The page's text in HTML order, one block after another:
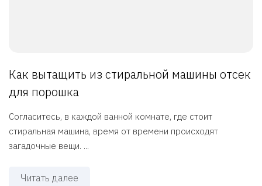
Как вытащить из стиральной машины отсек
для порошка
Согласитесь, в каждой ванной комнате, где стоит
стиральная машина, время от времени происходят
загадочные вещи. ...
Читать далее